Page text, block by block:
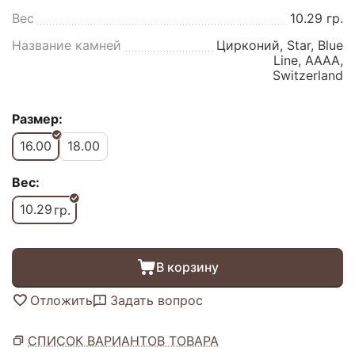
Вес
10.29 гр.
Название камней
Цирконий, Star, Blue
Line, AAAA,
Switzerland
Размер:
16.00
18.00
Вес:
10.29 гр.
В корзину
Отложить Задать вопрос
СПИСОК ВАРИАНТОВ ТОВАРА